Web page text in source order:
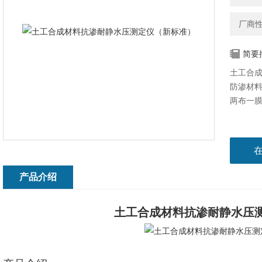
厂商
简要
土工合
防渗材
两布一
产品介绍
土工合成材料抗渗耐静水压